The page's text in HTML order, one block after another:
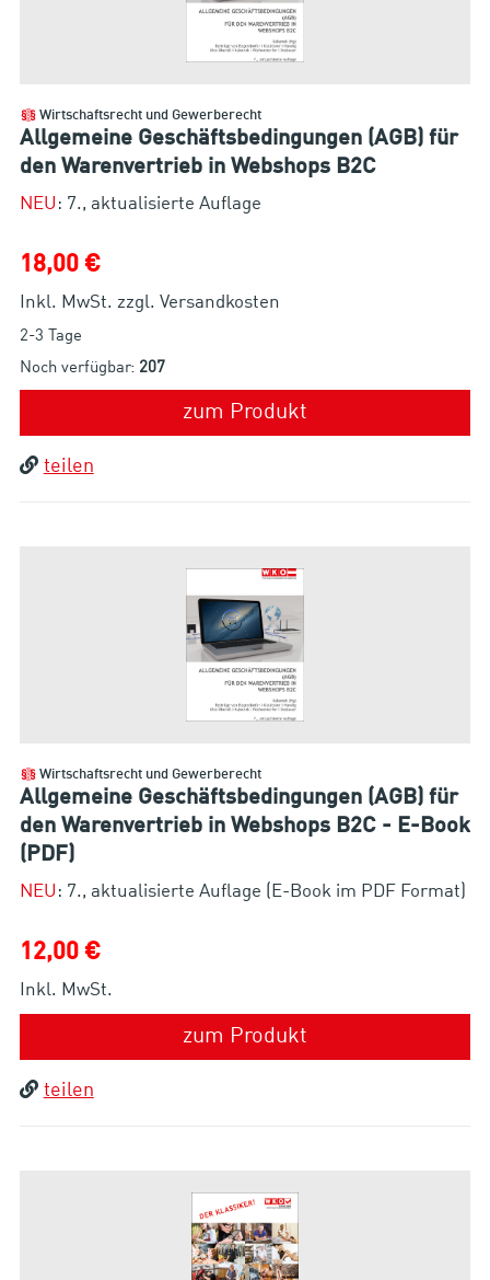
Wirtschaftsrecht und Gewerberecht
Allgemeine Geschäftsbedingungen (AGB) für
den Warenvertrieb in Webshops B2C
NEU : 7., aktualisierte Auflage
18,00 €
Inkl. MwSt. zzgl. Versandkosten
2-3 Tage
Noch verfügbar: 207
zum Produkt
teilen
Wirtschaftsrecht und Gewerberecht
Allgemeine Geschäftsbedingungen (AGB) für
den Warenvertrieb in Webshops B2C - E-Book
(PDF)
NEU : 7., aktualisierte Auflage (E-Book im PDF Format)
12,00 €
Inkl. MwSt.
zum Produkt
teilen